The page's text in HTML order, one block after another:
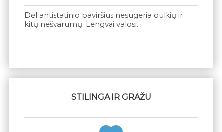
Dėl antistatinio paviršius nesugeria dulkių ir
kitų nešvarumų. Lengvai valosi.
STILINGA IR GRAŽU